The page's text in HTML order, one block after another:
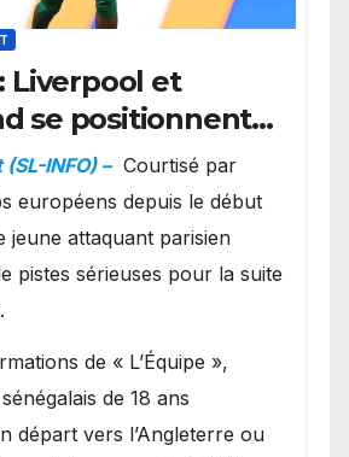
Liverpool et
se positionnent
pour recruter
INFO) – Courtisé par
européens depuis le début
jeune attaquant parisien
pistes sérieuses pour la suite
de « L’Équipe »,
de 18 ans
départ vers l’Angleterre ou